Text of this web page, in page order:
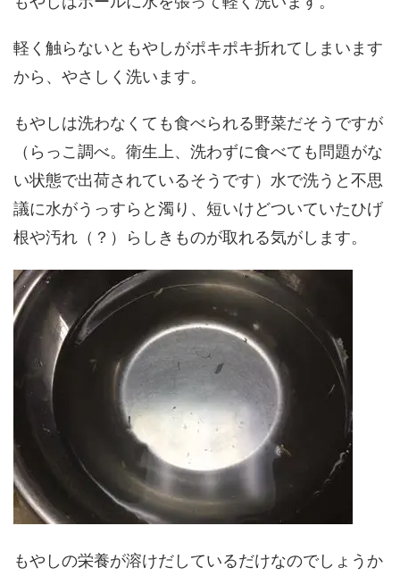
軽く触らないともやしがポキポキ折れてしまいます
から、やさしく洗います。
もやしは洗わなくても食べられる野菜だそうですが
（らっこ調べ。衛生上、洗わずに食べても問題がな
い状態で出荷されているそうです）水で洗うと不思
議に水がうっすらと濁り、短いけどついていたひげ
根や汚れ（？）らしきものが取れる気がします。
もやしの栄養が溶けだしているだけなのでしょうか